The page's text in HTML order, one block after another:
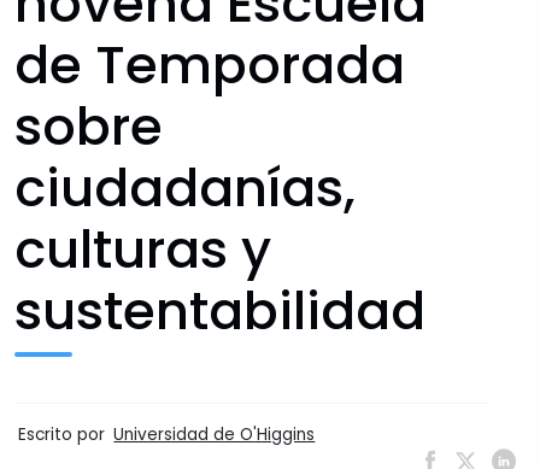
de Temporada
sobre
ciudadanías,
culturas y
sustentabilidad
Escrito por Universidad de O'Higgins